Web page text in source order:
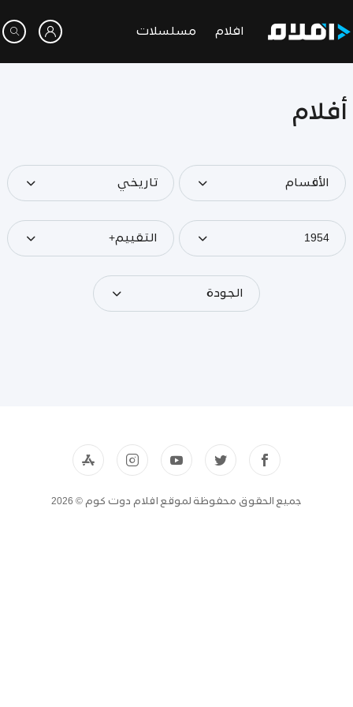
افلام مسلسلات
أفلام
الأقسام تاريخي
1954 التقييم+
الجودة
جميع الحقوق محفوظة لموقع افلام دوت كوم © 2026